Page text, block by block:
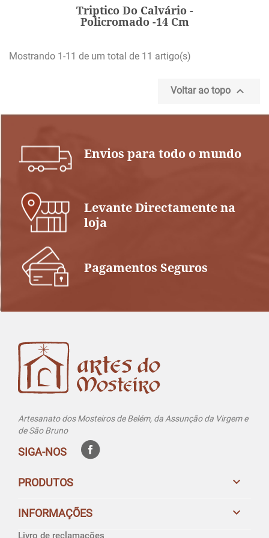
Triptico Do Calvário -
Policromado -14 Cm
ADICIONAR
Mostrando 1-11 de um total de 11 artigo(s)
Voltar ao topo 
Envios para todo o mundo
Levante Directamente na
loja
Pagamentos Seguros
Artesanato dos Mosteiros de Belém, da Assunção da Virgem e
de São Bruno
SIGA-NOS
PRODUTOS 
INFORMAÇÕES 
Livro de reclamações